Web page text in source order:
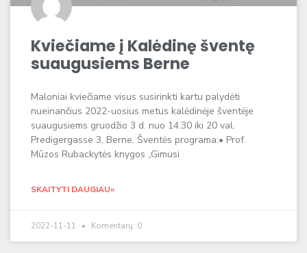
Kviečiame į Kalėdinę šventę
suaugusiems Berne
Maloniai kviečiame visus susirinkti kartu palydėti
nueinančius 2022-uosius metus kalėdinėje šventėje
suaugusiems gruodžio 3 d. nuo 14.30 iki 20 val.
Predigergasse 3, Berne. Šventės programa:• Prof.
Mūzos Rubackytės knygos „Gimusi
SKAITYTI DAUGIAU»
2022-11-11 Komentarų: 0